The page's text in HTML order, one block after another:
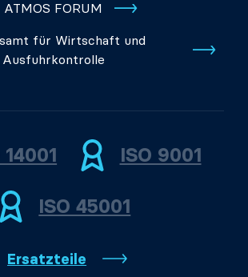
ATMOS FORUM
für Wirtschaft und
Ausfuhrkontrolle
14001 ISO 9001
ISO 45001
Ersatzteile